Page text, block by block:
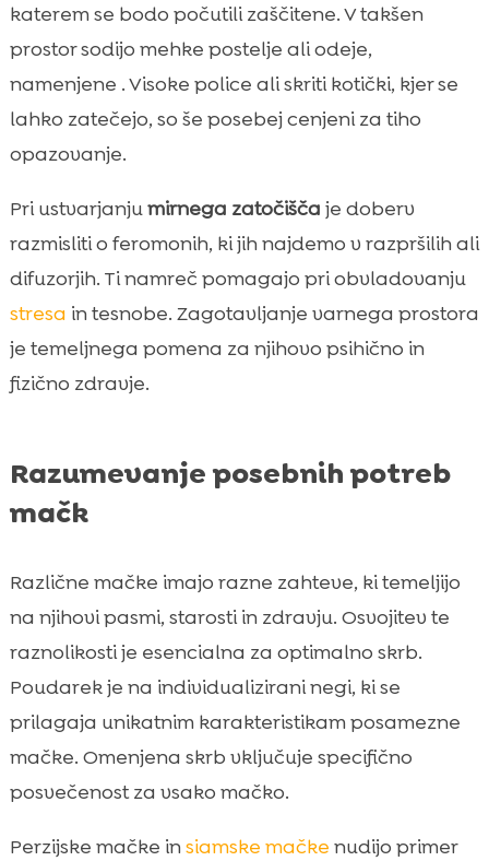
katerem se bodo počutili zaščitene. V takšen
prostor sodijo mehke postelje ali odeje,
namenjene . Visoke police ali skriti kotički, kjer se
lahko zatečejo, so še posebej cenjeni za tiho
opazovanje.
Pri ustvarjanjumirnega zatočišča je doberv
razmisliti o feromonih, ki jih najdemo v razpršilih ali
difuzorjih. Ti namreč pomagajo pri obvladovanju
stresa in tesnobe. Zagotavljanje varnega prostora
je temeljnega pomena za njihovo psihično in
fizično zdravje.
Razumevanje posebnih potreb
mačk
Različne mačke imajo razne zahteve, ki temeljijo
na njihovi pasmi, starosti in zdravju. Osvojitev te
raznolikosti je esencialna za optimalno skrb.
Poudarek je na individualizirani negi, ki se
prilagaja unikatnim karakteristikam posamezne
mačke. Omenjena skrb vključuje specifično
posvečenost za vsako mačko.
Perzijske mačke insiamske mačke nudijo primer